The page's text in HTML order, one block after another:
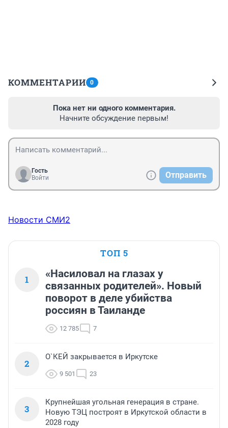
КОММЕНТАРИИ 0
Пока нет ни одного комментария.
Начните обсуждение первым!
Гость
Войти
Отправить
Новости СМИ2
ТОП 5
1
«Насиловал на глазах у
связанных родителей». Новый
поворот в деле убийства
россиян в Таиланде
12 785 7
2
О`КЕЙ закрывается в Иркутске
9 501 23
3
Крупнейшая угольная генерация в стране.
Новую ТЭЦ построят в Иркутской области в
2028 году